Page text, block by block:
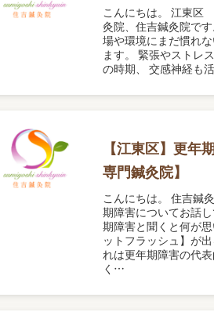
こんにちは。 江東区
灸院、住吉鍼灸院で
場や環境にまだ慣れ
ます。 緊張やストレ
の時期、 交感神経も
【江東区】更年
専門鍼灸院】
こんにちは。 住吉鍼
期障害についてお話
期障害と聞くと何が
ットフラッシュ】が
れは更年期障害の代
く…